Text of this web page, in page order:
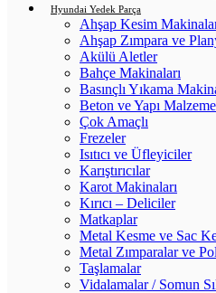
Hyundai Yedek Parça
Ahşap Kesim
Ahşap Zımpara ve
Akülü Aletler
Bahçe Makinaları
Basınçlı Yıkama
Beton ve Yapı
Çok Amaçlı
Frezeler
Isıtıcı ve Üfleyiciler
Karıştırıcılar
Karot Makinaları
Kırıcı – Deliciler
Matkaplar
Metal Kesme ve Sac
Metal Zımparalar ve
Taşlamalar
Vidalamalar / Somun